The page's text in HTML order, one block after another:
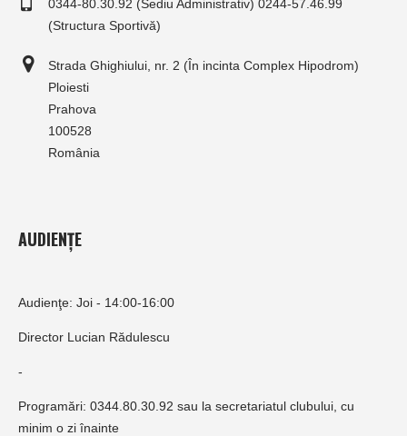
0344-80.30.92 (Sediu Administrativ) 0244-57.46.99
(Structura Sportivă)
Strada Ghighiului, nr. 2 (În incinta Complex Hipodrom)
Ploiesti
Prahova
100528
România
AUDIENȚE
Audienţe: Joi - 14:00-16:00
Director Lucian Rădulescu
-
Programări: 0344.80.30.92 sau la secretariatul clubului, cu
minim o zi înainte